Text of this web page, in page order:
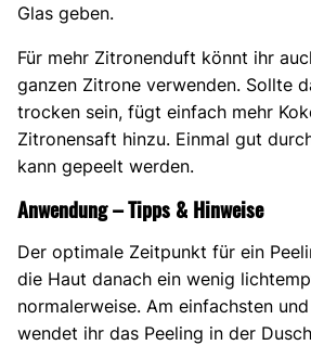
Glas geben.
Für mehr Zitronenduft könnt ihr
ganzen Zitrone verwenden. Sollte
trocken sein, fügt einfach mehr
Zitronensaft hinzu. Einmal gut
kann gepeelt werden.
Anwendung – Tipps & Hinweise
Der optimale Zeitpunkt für ein
die Haut danach ein wenig
normalerweise. Am einfachsten
wendet ihr das Peeling in der